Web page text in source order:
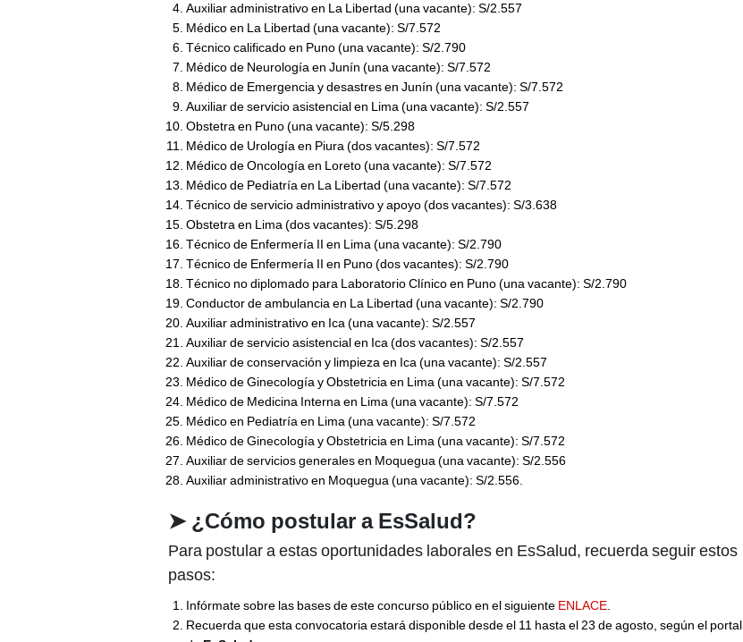
Auxiliar administrativo en La Libertad (una vacante): S/2.557
Médico en La Libertad (una vacante): S/7.572
Técnico calificado en Puno (una vacante): S/2.790
Médico de Neurología en Junín (una vacante): S/7.572
Médico de Emergencia y desastres en Junín (una vacante): S/7.572
Auxiliar de servicio asistencial en Lima (una vacante): S/2.557
Obstetra en Puno (una vacante): S/5.298
Médico de Urología en Piura (dos vacantes): S/7.572
Médico de Oncología en Loreto (una vacante): S/7.572
Médico de Pediatría en La Libertad (una vacante): S/7.572
Técnico de servicio administrativo y apoyo (dos vacantes): S/3.638
Obstetra en Lima (dos vacantes): S/5.298
Técnico de Enfermería II en Lima (una vacante): S/2.790
Técnico de Enfermería II en Puno (dos vacantes): S/2.790
Técnico no diplomado para Laboratorio Clínico en Puno (una vacante): S/2.790
Conductor de ambulancia en La Libertad (una vacante): S/2.790
Auxiliar administrativo en Ica (una vacante): S/2.557
Auxiliar de servicio asistencial en Ica (dos vacantes): S/2.557
Auxiliar de conservación y limpieza en Ica (una vacante): S/2.557
Médico de Ginecología y Obstetricia en Lima (una vacante): S/7.572
Médico de Medicina Interna en Lima (una vacante): S/7.572
Médico en Pediatría en Lima (una vacante): S/7.572
Médico de Ginecología y Obstetricia en Lima (una vacante): S/7.572
Auxiliar de servicios generales en Moquegua (una vacante): S/2.556
Auxiliar administrativo en Moquegua (una vacante): S/2.556.
➤ ¿Cómo postular a EsSalud?
Para postular a estas oportunidades laborales en EsSalud, recuerda seguir estos
pasos:
Infórmate sobre las bases de este concurso público en el siguiente ENLACE.
Recuerda que esta convocatoria estará disponible desde el 11 hasta el 23 de agosto, según el portal